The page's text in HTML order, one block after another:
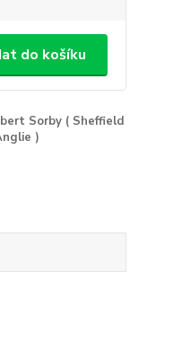
do košíku
Sorby ( Sheffield
)